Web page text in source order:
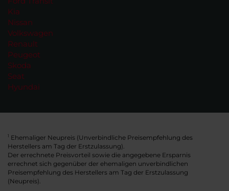
Kia
Nissan
Volkswagen
Renault
Peugeot
Skoda
Seat
Hyundai
1
Ehemaliger Neupreis (Unverbindliche Preisempfehlung des
Herstellers am Tag der Erstzulassung).
Der errechnete Preisvorteil sowie die angegebene Ersparnis
errechnet sich gegenüber der ehemaligen unverbindlichen
Preisempfehlung des Herstellers am Tag der Erstzulassung
(Neupreis).